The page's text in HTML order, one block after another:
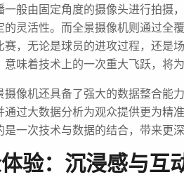
般由固定角度的摄像头进行拍摄
的灵活性。而全景摄像机则通过全
赛，无论是球员的进攻过程，还是
味着技术上的一次重大飞跃，将
摄像机还具备了强大的数据整合能
通过大数据分析为观众提供更为精
一次技术与数据的结合，带来更深
验：沉浸感与互